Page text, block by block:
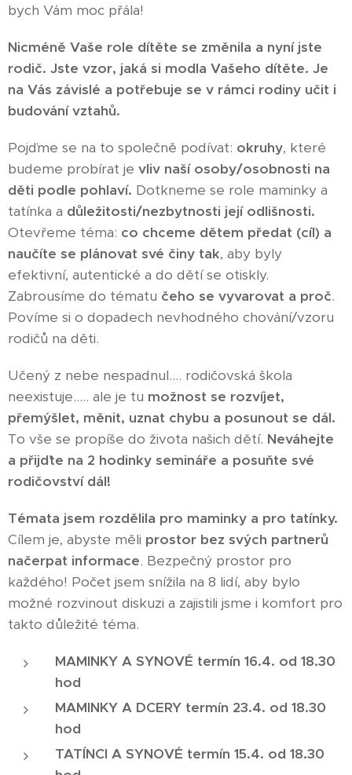
bych Vám moc přála!
Nicméně Vaše role dítěte se změnila a nyní jste
rodič. Jste vzor, jaká si modla Vašeho dítěte. Je
na Vás závislé a potřebuje se v rámci rodiny učit i
budování vztahů.
Pojďme se na to společně podívat: okruhy, které
budeme probírat je vliv naší osoby/osobnosti na
děti podle pohlaví. Dotkneme se role maminky a
tatínka a důležitosti/nezbytnosti její odlišnosti.
Otevřeme téma: co chceme dětem předat (cíl) a
naučíte se plánovat své činy tak, aby byly
efektivní, autentické a do dětí se otiskly.
Zabrousíme do tématu čeho se vyvarovat a proč.
Povíme si o dopadech nevhodného chování/vzoru
rodičů na děti.
Učený z nebe nespadnul.... rodičovská škola
neexistuje..... ale je tu možnost se rozvíjet,
přemýšlet, měnit, uznat chybu a posunout se dál.
To vše se propíše do života našich dětí. Neváhejte
a přijďte na 2 hodinky semináře a posuňte své
rodičovství dál!
Témata jsem rozdělila pro maminky a pro tatínky.
Cílem je, abyste měli prostor bez svých partnerů
načerpat informace. Bezpečný prostor pro
každého! Počet jsem snížila na 8 lidí, aby bylo
možné rozvinout diskuzi a zajistili jsme i komfort pro
takto důležité téma.
MAMINKY A SYNOVÉ termín 16.4. od 18.30
hod
MAMINKY A DCERY termín 23.4. od 18.30
hod
TATÍNCI A SYNOVÉ termín 15.4. od 18.30